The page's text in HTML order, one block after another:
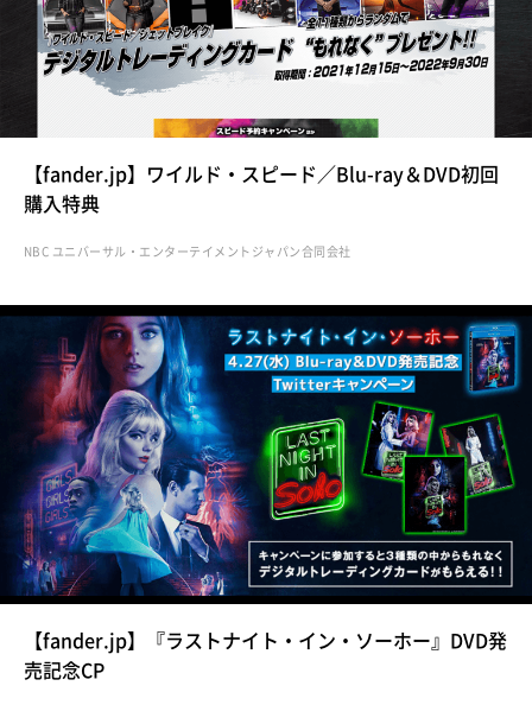
【fander.jp】ワイルド・スピード／Blu-ray＆DVD初回
購入特典
NBC ユニバーサル・エンターテイメントジャパン合同会社
【fander.jp】『ラストナイト・イン・ソーホー』DVD発
売記念CP